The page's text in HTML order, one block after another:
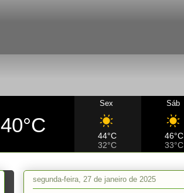
40°C
Sex
44°C
32°C
Sáb
46°C
33°C
segunda-feira, 27 de janeiro de 2025